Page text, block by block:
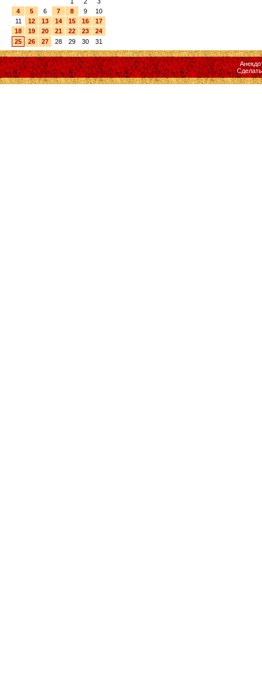
4
5 6 7 8 9
10
11
12 13 14 15 16
17
18
19 20 21 22 23
24
25
26 27 28 29 30 31